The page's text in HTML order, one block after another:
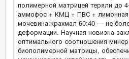
полимерной матрицей теряли до
аммофос + КМЦ + ПВС + лимонная
мочевина:крахмал 60:40 — не
деформации. Научная новизна
оптимального соотношения
биополимерной матрицы,